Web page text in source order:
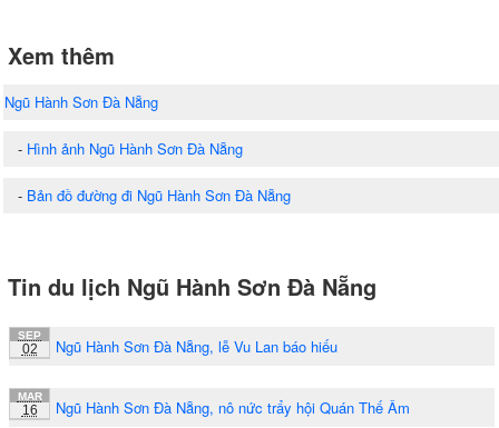
Xem thêm
Ngũ Hành Sơn Đà Nẵng
- Hình ảnh Ngũ Hành Sơn Đà Nẵng
- Bản đồ đường đi Ngũ Hành Sơn Đà Nẵng
Tin du lịch Ngũ Hành Sơn Đà Nẵng
SEP
02 Ngũ Hành Sơn Đà Nẵng, lễ Vu Lan báo hiếu
MAR
16 Ngũ Hành Sơn Đà Nẵng, nô nức trẩy hội Quán Thế Âm